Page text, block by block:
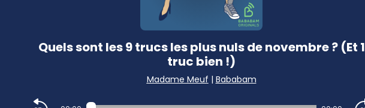
Quels sont les 9 trucs les plus nuls de novembre ? (Et 1
truc bien !)
Madame Meuf | Bababam